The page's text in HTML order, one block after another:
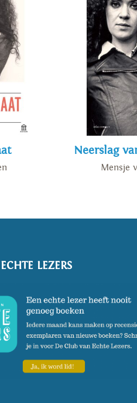
haar hele oeuvre. Van
'Al haar verhalen
typische Mensje- van-
van haar verhalen
Biesheuvelprijs. In 2021
katten. Een jubileumuitgave
februari 2023.
Omgeslagen
Neerslag
Mensje
LEZERS